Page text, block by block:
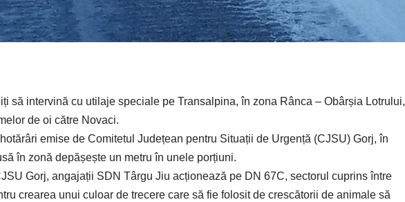
să intervină cu utilaje speciale pe Transalpina, în zona Rânca – Obârșia Lotrului,
de oi către Novaci.
emise de Comitetul Județean pentru Situații de Urgență (CJSU) Gorj, în
în zonă depășește un metru în unele porțiuni.
Gorj, angajații SDN Târgu Jiu acționează pe DN 67C, sectorul cuprins între
crearea unui culoar de trecere care să fie folosit de crescătorii de animale să